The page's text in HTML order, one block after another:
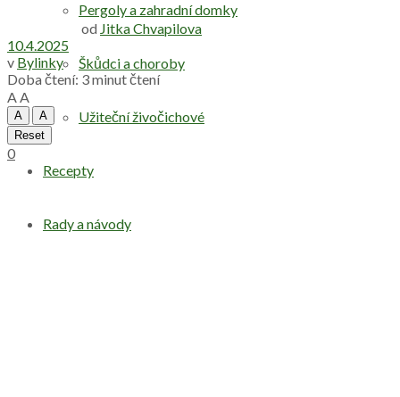
Pergoly a zahradní domky
Škůdci a choroby
Užiteční živočichové
Recepty
Rady a návody
od Jitka Chvapilova
10.4.2025
v Bylinky
Doba čtení: 3 minut čtení
AA
A
A
Reset
0